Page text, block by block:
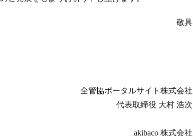
敬具
全管協ポータルサイト株式会社
代表取締役 大村 浩次
akibaco 株式会社